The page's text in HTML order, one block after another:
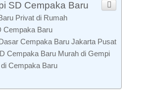
SD Cempaka Baru
Privat di Rumah
Cempaka Baru
Cempaka Baru Jakarta Pusat
Cempaka Baru Murah di Gempi
Cempaka Baru